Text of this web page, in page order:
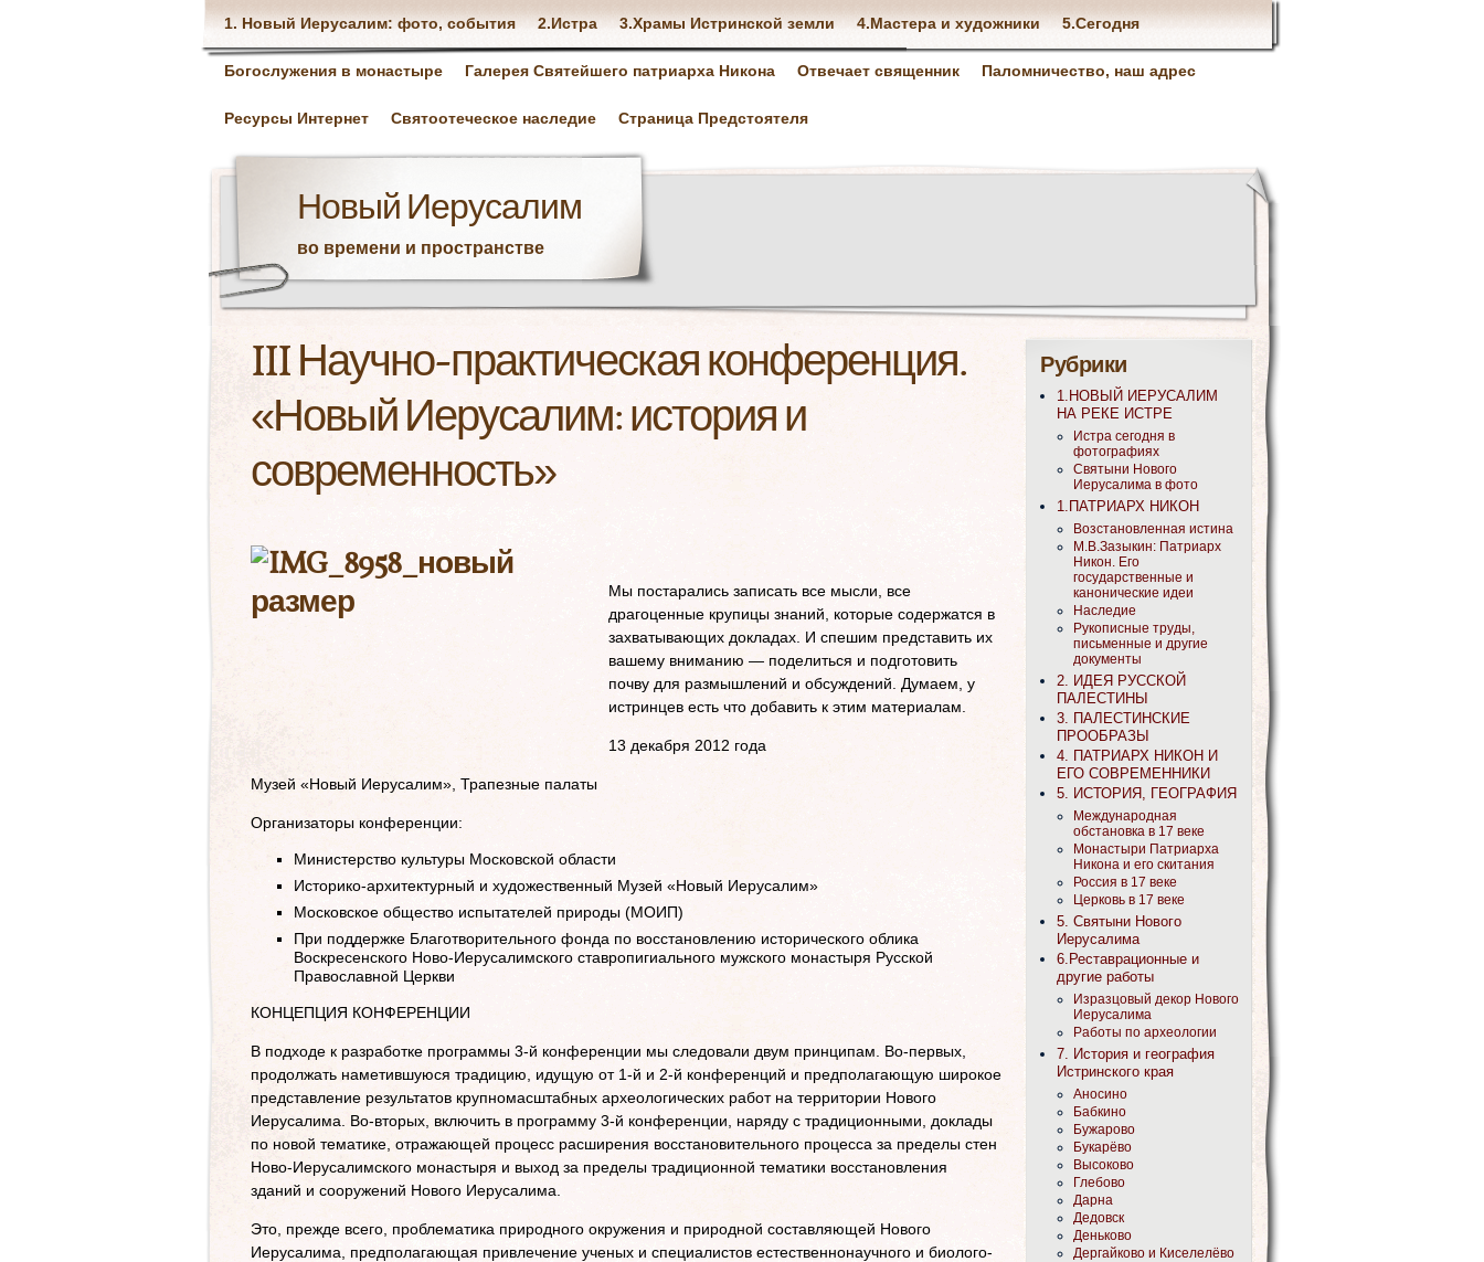
1. Новый Иерусалим: фото, события 2.Истра 3.Храмы Истринской земли 4.Мастера и художники 5.Сегодня
Богослужения в монастыре Галерея Святейшего патриарха Никона Отвечает священник Паломничество, наш адрес
Ресурсы Интернет Святоотеческое наследие Страница Предстоятеля
Новый Иерусалим
во времени и пространстве
III Научно-практическая конференция.
«Новый Иерусалим: история и
современность»
Мы постарались записать все мысли, все
драгоценные крупицы знаний, которые содержатся в
захватывающих докладах. И спешим представить их
вашему вниманию — поделиться и подготовить
почву для размышлений и обсуждений. Думаем, у
истринцев есть что добавить к этим материалам.
13 декабря 2012 года
Музей «Новый Иерусалим», Трапезные палаты
Организаторы конференции:
Министерство культуры Московской области
Историко-архитектурный и художественный Музей «Новый Иерусалим»
Московское общество испытателей природы (МОИП)
При поддержке Благотворительного фонда по восстановлению исторического облика
Воскресенского Ново-Иерусалимского ставропигиального мужского монастыря Русской
Православной Церкви
КОНЦЕПЦИЯ КОНФЕРЕНЦИИ
В подходе к разработке программы 3-й конференции мы следовали двум принципам. Во-первых,
продолжать наметившуюся традицию, идущую от 1-й и 2-й конференций и предполагающую широкое
представление результатов крупномасштабных археологических работ на территории Нового
Иерусалима. Во-вторых, включить в программу 3-й конференции, наряду с традиционными, доклады
по новой тематике, отражающей процесс расширения восстановительного процесса за пределы стен
Ново-Иерусалимского монастыря и выход за пределы традиционной тематики восстановления
зданий и сооружений Нового Иерусалима.
Это, прежде всего, проблематика природного окружения и природной составляющей Нового
Иерусалима, предполагающая привлечение ученых и специалистов естественнонаучного и биолого-
Рубрики
1.НОВЫЙ ИЕРУСАЛИМ
НА РЕКЕ ИСТРЕ
Истра сегодня в
фотографиях
Святыни Нового
Иерусалима в фото
1.ПАТРИАРХ НИКОН
Возстановленная истина
М.В.Зазыкин: Патриарх
Никон. Его
государственные и
канонические идеи
Наследие
Рукописные труды,
письменные и другие
документы
2. ИДЕЯ РУССКОЙ
ПАЛЕСТИНЫ
3. ПАЛЕСТИНСКИЕ
ПРООБРАЗЫ
4. ПАТРИАРХ НИКОН И
ЕГО СОВРЕМЕННИКИ
5. ИСТОРИЯ, ГЕОГРАФИЯ
Международная
обстановка в 17 веке
Монастыри Патриарха
Никона и его скитания
Россия в 17 веке
Церковь в 17 веке
5. Святыни Нового
Иерусалима
6.Реставрационные и
другие работы
Изразцовый декор Нового
Иерусалима
Работы по археологии
7. История и география
Истринского края
Аносино
Бабкино
Бужарово
Букарёво
Высоково
Глебово
Дарна
Дедовск
Деньково
Дергайково и Киселелёво